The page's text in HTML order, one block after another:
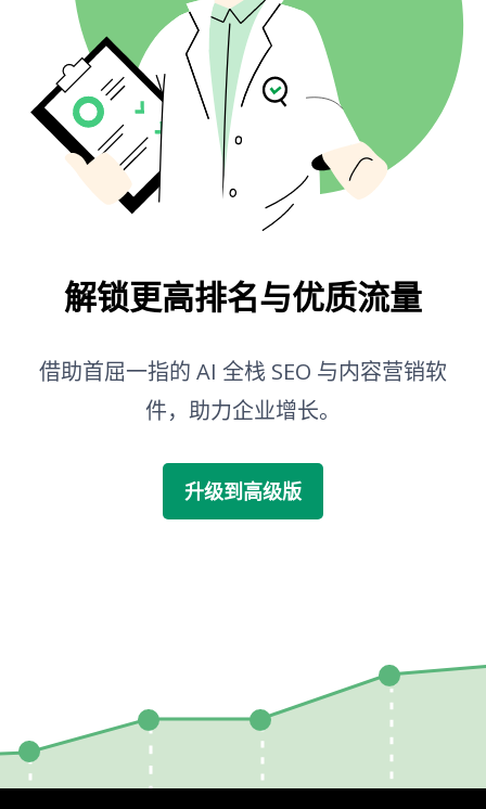
链接域名后缀
批量反链分析
AI 提纲生成器
翻译工具
摘要预览
博客选题生成器
解锁更高排名与优质流量
借助首屈一指的 AI 全栈 SEO 与内容营销软
件，助力企业增长。
升级到高级版